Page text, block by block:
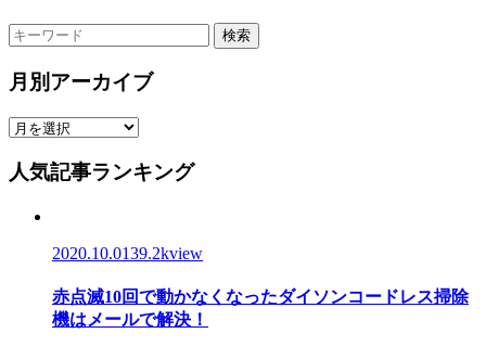
検索
月別アーカイブ
人気記事ランキング
2020.10.0139.2kview
赤点滅10回で動かなくなったダイソンコードレス掃除
機はメールで解決！